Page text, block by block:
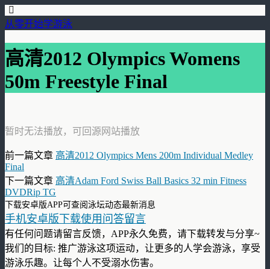
从零开始学游泳
高清2012 Olympics Womens
50m Freestyle Final
暂时无法播放，可回源网站播放
前一篇文章 高清2012 Olympics Mens 200m Individual Medley
Final
下一篇文章 高清Adam Ford Swiss Ball Basics 32 min Fitness
DVDRip TG
下载安卓版APP可查阅泳坛动态最新消息
手机安卓版下载使用问答留言
有任何问题请留言反馈，APP永久免费，请下载转发与分享~
我们的目标: 推广游泳这项运动，让更多的人学会游泳，享受
游泳乐趣。让每个人不受溺水伤害。